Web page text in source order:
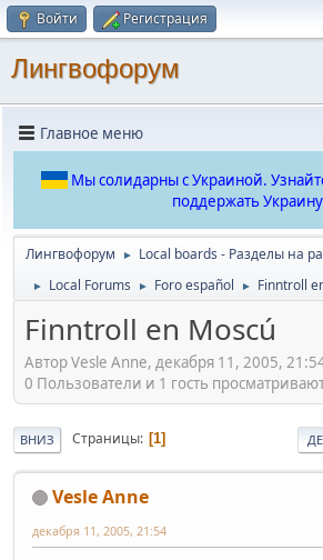
Войти Регистрация
Лингвофорум
Главное меню
Мы солидарны с Украиной.
поддержать
Лингвофорум ► Local boards - Разделы на
► Local Forums ► Foro español ► Finntroll
Finntroll en Moscú
Автор Vesle Anne, декабря 11, 2005,
0 Пользователи и 1 гость
ВНИЗ Страницы 1
Vesle Anne
декабря 11, 2005, 21:54